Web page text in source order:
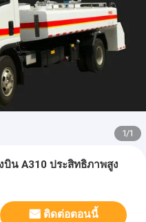
1/1
บิน A310 ประสิทธิภาพสูง
ติดต่อตอนนี้